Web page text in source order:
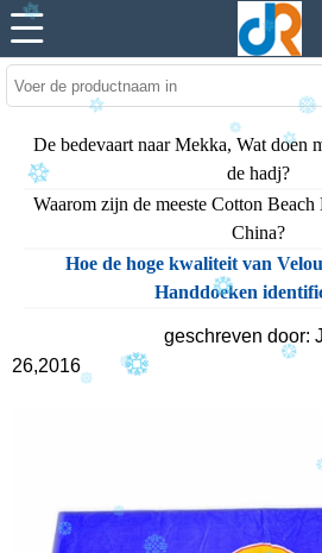
De bedevaart naar Mekka, Wat doen
de hadj?
Waarom zijn de meeste Cotton
China?
Hoe de hoge kwaliteit van
Handdoeken
geschreven door:
26,2016